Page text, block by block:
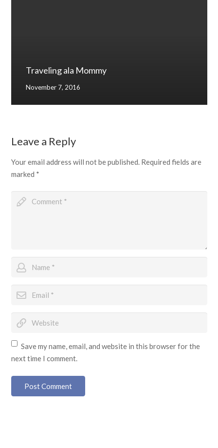
Traveling ala Mommy
November 7, 2016
Leave a Reply
Your email address will not be published. Required fields are
marked *
Save my name, email, and website in this browser for the
next time I comment.
Post Comment